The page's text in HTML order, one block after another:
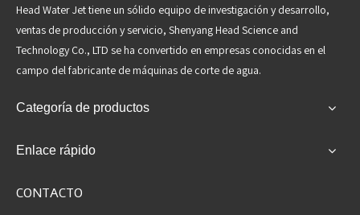
Head Water Jet tiene un sólido equipo de investigación y desarrollo,
ventas de producción y servicio, Shenyang Head Science and
Technology Co., LTD se ha convertido en empresas conocidas en el
campo del fabricante de máquinas de corte de agua.
Categoría de productos
Enlace rápido
CONTACTO